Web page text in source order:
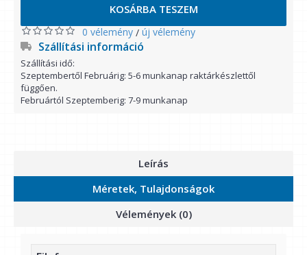
KOSÁRBA TESZEM
0 vélemény / új vélemény
Szállítási információ
Szállítási idő:
Szeptembertől Februárig: 5-6 munkanap raktárkészlettől
függően.
Februártól Szeptemberig: 7-9 munkanap
Leírás
Méretek, Tulajdonságok
Vélemények (0)